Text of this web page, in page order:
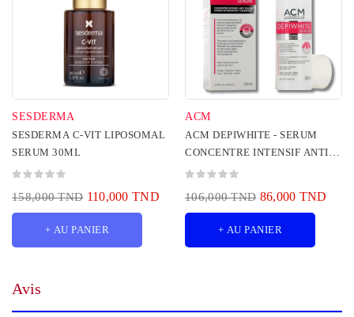
SESDERMA
SESDERMA C-VIT LIPOSOMAL
SERUM 30ML
158,000 TND 110,000 TND
+ AU PANIER
ACM
ACM DEPIWHITE - SERUM
CONCENTRE INTENSIF ANTI
TACHES 30ML
106,000 TND 86,000 TND
+ AU PANIER
Avis